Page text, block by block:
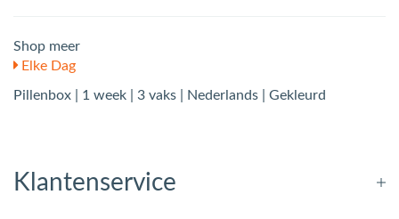
Shop meer
Elke Dag
Pillenbox | 1 week | 3 vaks | Nederlands | Gekleurd
Klantenservice